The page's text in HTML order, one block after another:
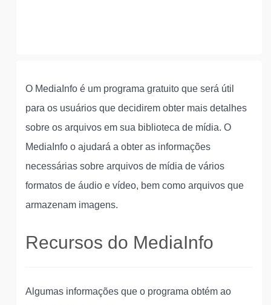
O MediaInfo é um programa gratuito que será útil
para os usuários que decidirem obter mais detalhes
sobre os arquivos em sua biblioteca de mídia. O
MediaInfo o ajudará a obter as informações
necessárias sobre arquivos de mídia de vários
formatos de áudio e vídeo, bem como arquivos que
armazenam imagens.
Recursos do MediaInfo
Algumas informações que o programa obtém ao